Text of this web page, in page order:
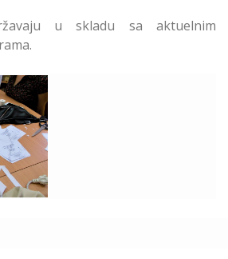
u skladu sa aktuelnim
i